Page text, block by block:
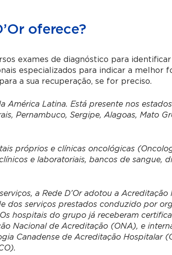
oferece?
exames de diagnóstico para
especializados para indicar a melhor
a sua recuperação, se for preciso.
América Latina. Está presente nos
Pernambuco, Sergipe, Alagoas, Mato
próprios e clínicas oncológicas
e laboratoriais, bancos de sangue,
a Rede D’Or adotou a
dos serviços prestados conduzido por
hospitais do grupo já receberam
Nacional de Acreditação (ONA), e
Canadense de Acreditação Hospitalar